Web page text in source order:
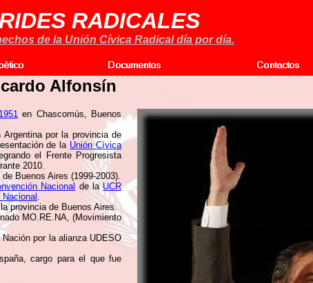
RADICALES
de la Unión Cívica Radical día por día.
Alfonsín
en Chascomús, Buenos
por la provincia de
de la Unión Cívica
el Frente Progresista
2010.
Buenos Aires (1999-2003).
Nacional de laUCR
.
provincia de Buenos Aires.
MO.RE.NA, (Movimiento
por la alianza UDESO
cargo para el que fue